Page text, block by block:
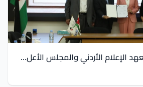
الإعلام الأردني والمجلس الأعل...